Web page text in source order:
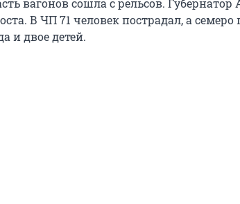
вагонов сошла с рельсов. Губернатор
В ЧП 71 человек пострадал, а семеро
и двое детей.